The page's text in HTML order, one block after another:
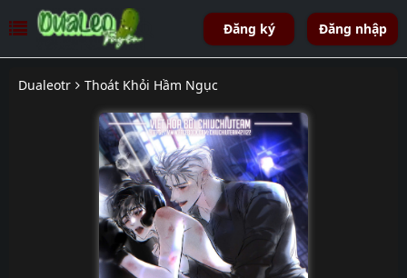
Đăng ký Đăng nhập
Dualeotr Thoát Khỏi Hầm Ngục